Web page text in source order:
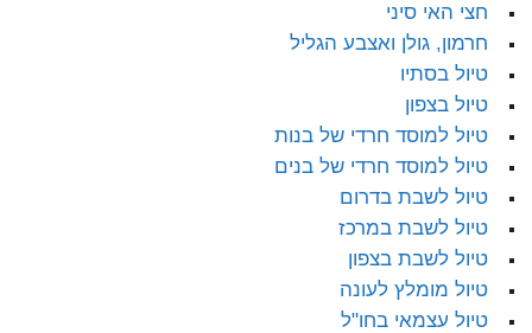
חצי האי סיני
חרמון, גולן ואצבע הגליל
טיול בסתיו
טיול בצפון
טיול למוסד חרדי של בנות
טיול למוסד חרדי של בנים
טיול לשבת בדרום
טיול לשבת במרכז
טיול לשבת בצפון
טיול מומלץ לעונה
טיול עצמאי בחו"ל